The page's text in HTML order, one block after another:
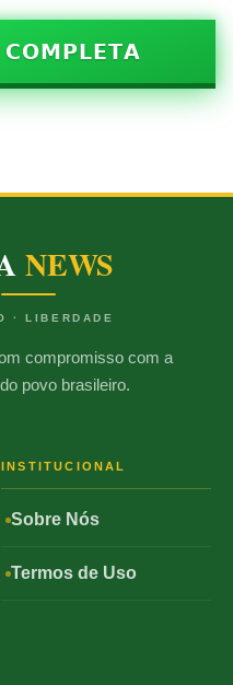
𝗖𝗢𝗠𝗣𝗟𝗘𝗧𝗔
NEWS
· LIBERDADE
compromisso com a
povo brasileiro.
INSTITUCIONAL
Sobre Nós
Termos de Uso